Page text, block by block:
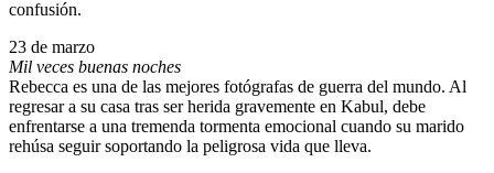
confusión.
23 de marzo
Mil veces buenas noches
Rebecca es una de las mejores fotógrafas de guerra del mundo. Al
regresar a su casa tras ser herida gravemente en Kabul, debe
enfrentarse a una tremenda tormenta emocional cuando su marido
rehúsa seguir soportando la peligrosa vida que lleva.